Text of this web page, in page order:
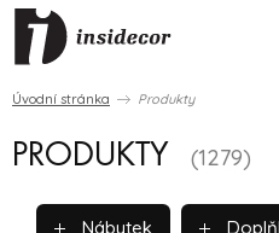
Úvodní stránka Produkty
PRODUKTY (1279)
Nábytek